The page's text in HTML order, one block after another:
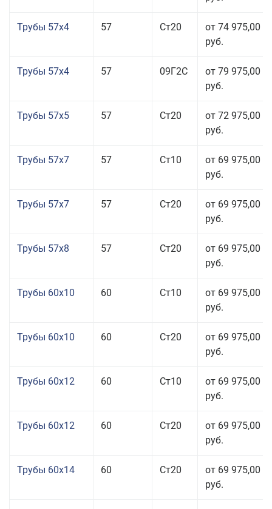
Трубы 57x4 57 Ст20
от 74 975,00
руб.
Трубы 57x4 57 09Г2С
от 79 975,00
руб.
Трубы 57x5 57 Ст20
от 72 975,00
руб.
Трубы 57x7 57 Ст10
от 69 975,00
руб.
Трубы 57x7 57 Ст20
от 69 975,00
руб.
Трубы 57x8 57 Ст20
от 69 975,00
руб.
Трубы 60x10 60 Ст10
от 69 975,00
руб.
Трубы 60x10 60 Ст20
от 69 975,00
руб.
Трубы 60x12 60 Ст10
от 69 975,00
руб.
Трубы 60x12 60 Ст20
от 69 975,00
руб.
Трубы 60x14 60 Ст20
от 69 975,00
руб.